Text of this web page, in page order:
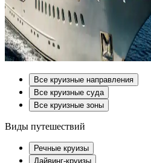
Все круизные направления
Все круизные суда
Все круизные зоны
Виды путешествий
Речные круизы
Дайвинг-круизы